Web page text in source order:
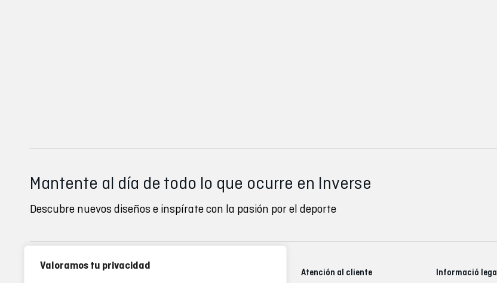
Valoramos tu privacidad
Mantente al día de todo lo que ocurre en Inverse
Descubre nuevos diseños e inspírate con la pasión por el deporte
Atención al cliente Informació legal